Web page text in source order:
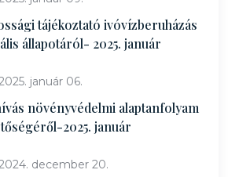
tájékoztató ivóvízberuházás
állapotáról- 2025. január
január 06.
növényvédelmi alaptanfolyam
2025. január
december 20.